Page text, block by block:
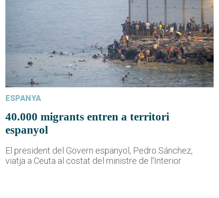
ESPANYA
40.000 migrants entren a territori
espanyol
El president del Govern espanyol, Pedro Sánchez,
viatja a Ceuta al costat del ministre de l'Interior